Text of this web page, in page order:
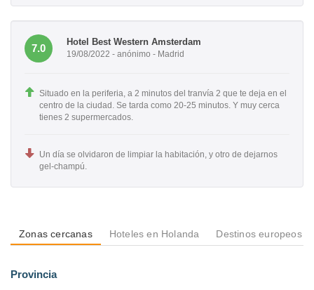
7.0
Hotel Best Western Amsterdam
19/08/2022 - anónimo - Madrid
Situado en la periferia, a 2 minutos del tranvía 2 que te deja en el
centro de la ciudad. Se tarda como 20-25 minutos. Y muy cerca
tienes 2 supermercados.
Un día se olvidaron de limpiar la habitación, y otro de dejarnos
gel-champú.
Zonas cercanas Hoteles en Holanda Destinos europeos
Provincia